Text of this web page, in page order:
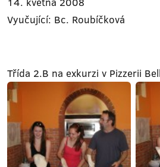
Vyučující: Bc. Roubíčková
Třída 2.B na exkurzi v Pizzerii